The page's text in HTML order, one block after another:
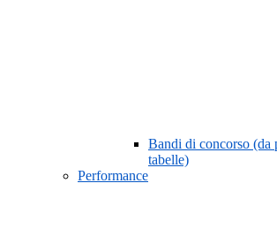
Bandi di concorso (da
tabelle)
Performance